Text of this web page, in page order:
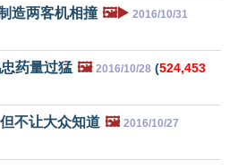
造两客机相撞 🖼️▶️ 2016/10/31
药量过猛 🖼️ 2016/10/28 (524,453
不让大众知道 🖼️ 2016/10/27